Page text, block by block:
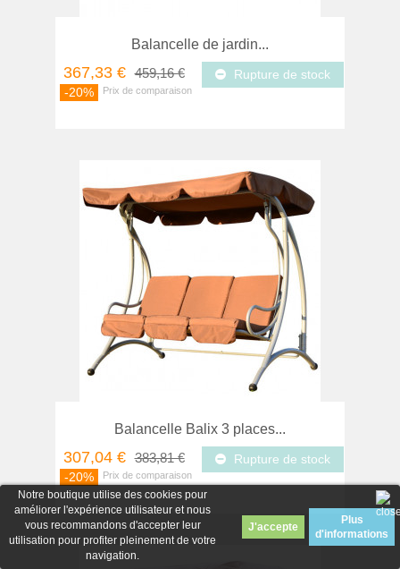
Notre boutique utilise des cookies pour
améliorer l'expérience utilisateur et nous
vous recommandons d'accepter leur
utilisation pour profiter pleinement de votre
navigation.
Plus
d'informations
Balancelle de jardin...
367,33 € 459,16 €
-20%
Rupture de stock
Balancelle Balix 3 places...
307,04 € 383,81 €
-20%
Rupture de stock